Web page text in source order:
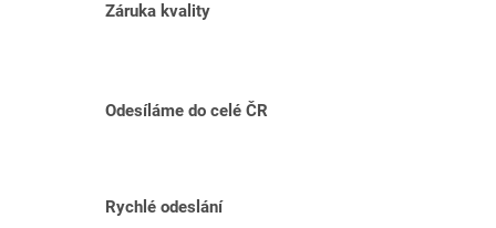
Záruka kvality
Odesíláme do celé ČR
Rychlé odeslání